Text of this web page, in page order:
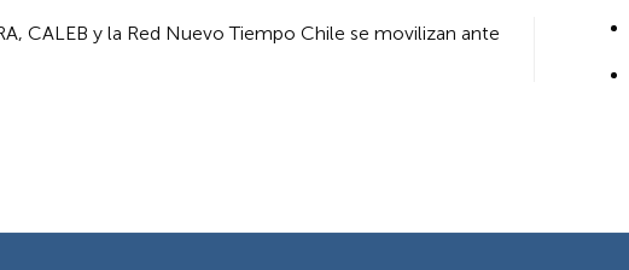
CALEB y la Red Nuevo Tiempo Chile se movilizan ante